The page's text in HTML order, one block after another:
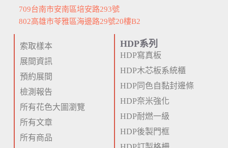
709台南市安南區培安路293號
802高雄市苓雅區海邊路29號20樓B2
索取樣本
展間資訊
預約展間
檢測報告
所有花色大圖瀏覽
所有文章
所有商品
HDP系列
HDP寫真板
HDP木芯板系統櫃
HDP同色自黏封邊條
HDP奈米強化
HDP耐燃一級
HDP後製門框